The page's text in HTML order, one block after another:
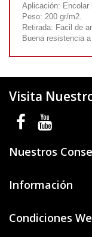
Aplicación: Encolar
Peso: 200 gr/m2.
Retirada: Facil de
Buena resistencia a
Visita
Nuestros
Información
Condiciones